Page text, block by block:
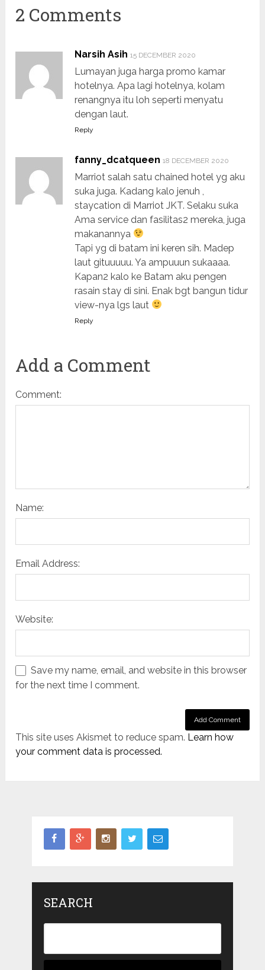
2 Comments
Narsih Asih 15 DECEMBER 2020
Lumayan juga harga promo kamar
hotelnya. Apa lagi hotelnya, kolam
renangnya itu loh seperti menyatu
dengan laut.
Reply
fanny_dcatqueen 18 DECEMBER 2020
Marriot salah satu chained hotel yg aku
suka juga. Kadang kalo jenuh ,
staycation di Marriot JKT. Selaku suka
Ama service dan fasilitas2 mereka, juga
makanannya
Tapi yg di batam ini keren sih. Madep
laut gituuuuu. Ya ampuuun sukaaaa.
Kapan2 kalo ke Batam aku pengen
rasain stay di sini. Enak bgt bangun tidur
view-nya lgs laut
Reply
Add a Comment
Comment:
Name:
Email Address:
Website:
Save my name, email, and website in this browser
for the next time I comment.
This site uses Akismet to reduce spam. Learn how
your comment data is processed.
SEARCH